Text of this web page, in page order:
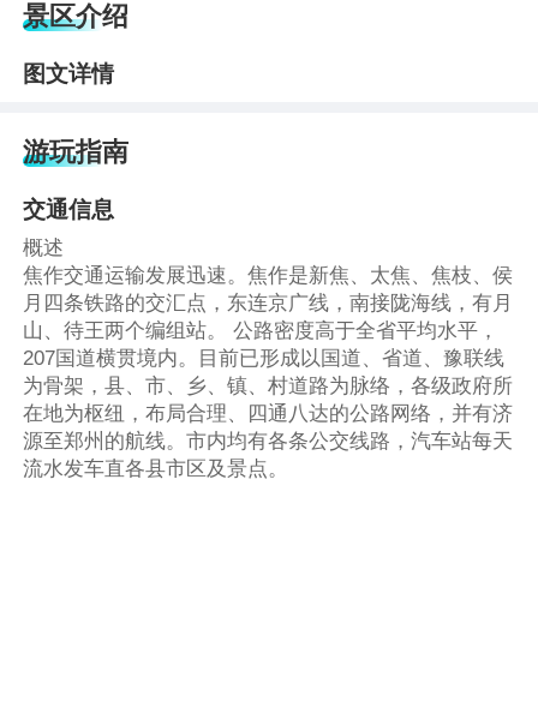
景区介绍
图文详情
游玩指南
交通信息
概述
焦作交通运输发展迅速。焦作是新焦、太焦、焦枝、侯
月四条铁路的交汇点，东连京广线，南接陇海线，有月
山、待王两个编组站。 公路密度高于全省平均水平，
207国道横贯境内。目前已形成以国道、省道、豫联线
为骨架，县、市、乡、镇、村道路为脉络，各级政府所
在地为枢纽，布局合理、四通八达的公路网络，并有济
源至郑州的航线。市内均有各条公交线路，汽车站每天
流水发车直各县市区及景点。